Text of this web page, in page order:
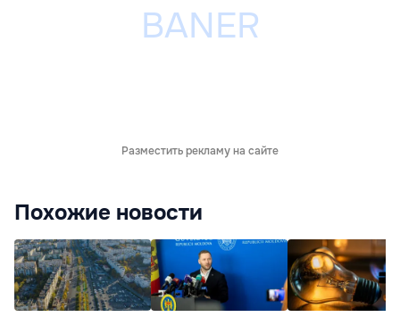
Разместить рекламу на сайте
Похожие новости